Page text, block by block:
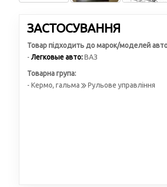
ЗАСТОСУВАННЯ
Товар підходить до марок/моделей
-Легковые авто:ВАЗ
Товарна група:
- Кермо, гальма
Рульове управління